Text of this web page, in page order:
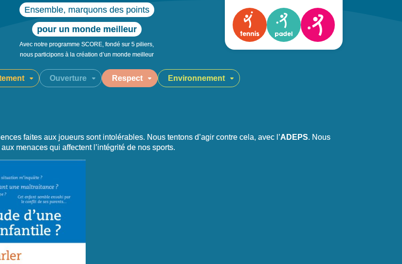
Ensemble, marquons des points
pour un monde meilleur
Avec notre programme SCORE, fondé sur 5 piliers,
nous participons à la création d’un monde meilleur
Ouverture Respect Environnement
faites aux joueurs sont intolérables. Nous tentons d’agir contre cela, avec l’ADEPS. Nous
menaces qui affectent l’intégrité de nos sports.